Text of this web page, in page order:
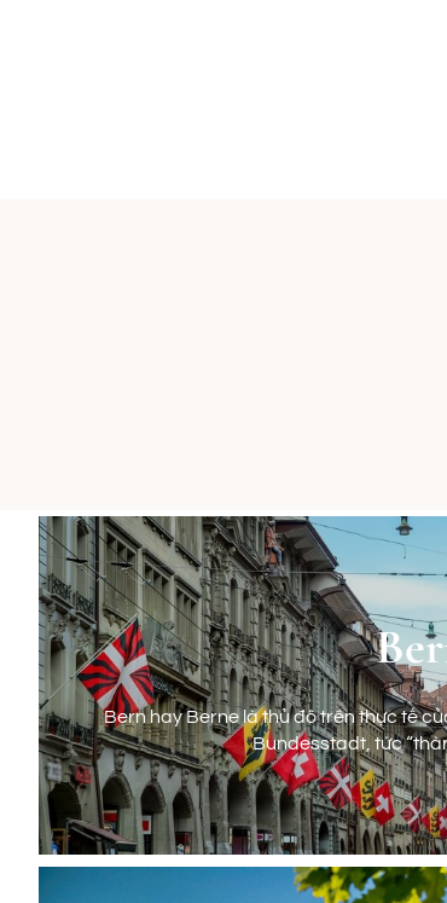
Bern hay Berne là thủ đô trên thực tế
Bundesstadt, tức